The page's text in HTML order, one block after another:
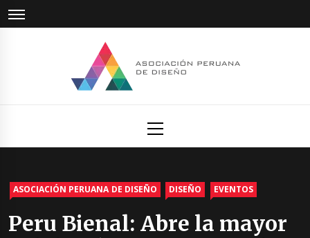
Skip
to
Peruana
de Diseño
Menu
ASOCIACIÓN PERUANA DE DISEÑO DISEÑO EVENTOS
Peru Bienal: Abre la mayor